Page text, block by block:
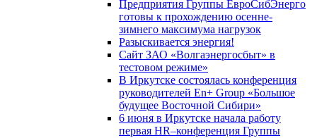
Предприятия Группы ЕвроСибЭнерго
готовы к прохождению осенне-
зимнего максимума нагрузок
Разыскивается энергия!
Сайт ЗАО «Волгаэнергосбыт» в
тестовом режиме»
В Иркутске состоялась конференция
руководителей En+ Group «Большое
будущее Восточной Сибири»
6 июня в Иркутске начала работу
первая HR–конференция Группы